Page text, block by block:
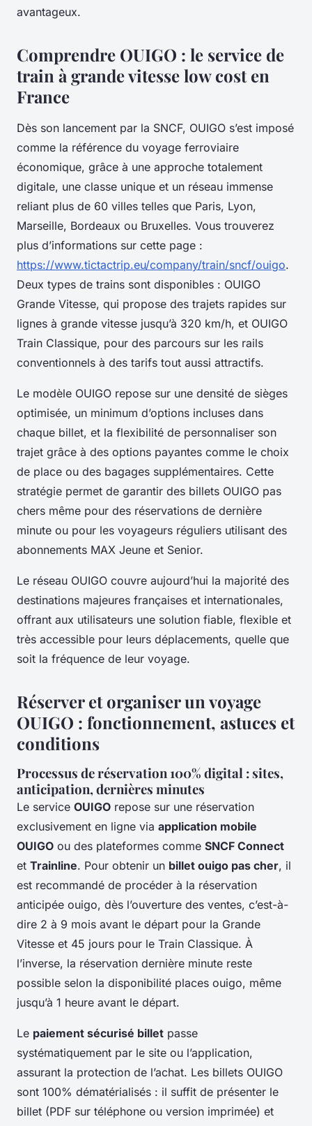
avantageux.
Comprendre OUIGO : le service de
train à grande vitesse low cost en
France
Dès son lancement par la SNCF, OUIGO s’est imposé
comme la référence du voyage ferroviaire
économique, grâce à une approche totalement
digitale, une classe unique et un réseau immense
reliant plus de 60 villes telles que Paris, Lyon,
Marseille, Bordeaux ou Bruxelles. Vous trouverez
plus d’informations sur cette page :
https://www.tictactrip.eu/company/train/sncf/ouigo.
Deux types de trains sont disponibles : OUIGO
Grande Vitesse, qui propose des trajets rapides sur
lignes à grande vitesse jusqu’à 320 km/h, et OUIGO
Train Classique, pour des parcours sur les rails
conventionnels à des tarifs tout aussi attractifs.
Le modèle OUIGO repose sur une densité de sièges
optimisée, un minimum d’options incluses dans
chaque billet, et la flexibilité de personnaliser son
trajet grâce à des options payantes comme le choix
de place ou des bagages supplémentaires. Cette
stratégie permet de garantir des billets OUIGO pas
chers même pour des réservations de dernière
minute ou pour les voyageurs réguliers utilisant des
abonnements MAX Jeune et Senior.
Le réseau OUIGO couvre aujourd’hui la majorité des
destinations majeures françaises et internationales,
offrant aux utilisateurs une solution fiable, flexible et
très accessible pour leurs déplacements, quelle que
soit la fréquence de leur voyage.
Réserver et organiser un voyage
OUIGO : fonctionnement, astuces et
conditions
Processus de réservation 100% digital : sites,
anticipation, dernières minutes
Le service OUIGO repose sur une réservation
exclusivement en ligne via application mobile
OUIGO ou des plateformes comme SNCF Connect
et Trainline. Pour obtenir un billet ouigo pas cher, il
est recommandé de procéder à la réservation
anticipée ouigo, dès l’ouverture des ventes, c’est-à-
dire 2 à 9 mois avant le départ pour la Grande
Vitesse et 45 jours pour le Train Classique. À
l’inverse, la réservation dernière minute reste
possible selon la disponibilité places ouigo, même
jusqu’à 1 heure avant le départ.
Le paiement sécurisé billet passe
systématiquement par le site ou l’application,
assurant la protection de l’achat. Les billets OUIGO
sont 100% dématérialisés : il suffit de présenter le
billet (PDF sur téléphone ou version imprimée) et